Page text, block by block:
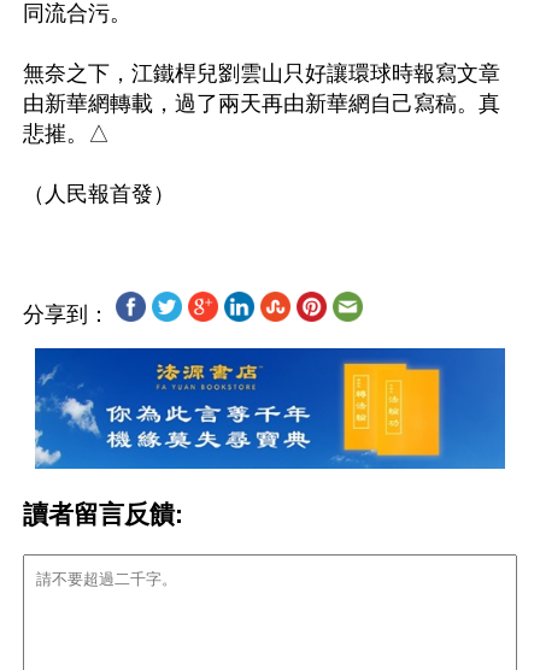
同流合污。
無奈之下，江鐵桿兒劉雲山只好讓環球時報寫文章
由新華網轉載，過了兩天再由新華網自己寫稿。真
悲摧。△
分享到：
讀者留言反饋: